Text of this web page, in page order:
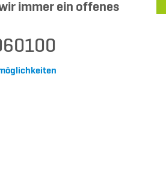
immer ein offenes